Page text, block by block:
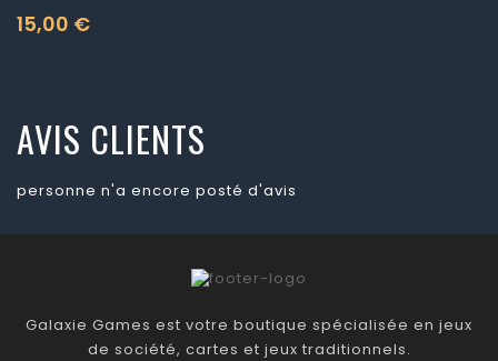
15,00 €
Prix
AVIS CLIENTS
personne n'a encore posté d'avis
Galaxie Games est votre boutique spécialisée en jeux
de société, cartes et jeux traditionnels.